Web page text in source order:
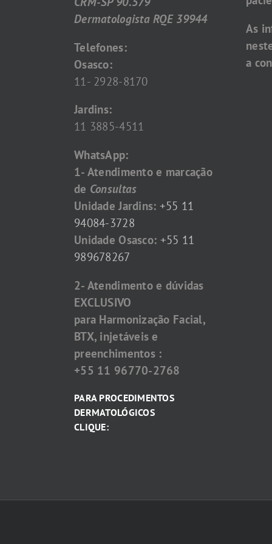
Dermatologista RQE 39944
Telefones:
Osasco:
11- 2928-8170
Jardins:
11 3885-4511
WhatsApp:
1- Atendimento e marcação
de Consultas
Unidade Jardins: +55 11
94084-3728
Unidade Osasco: +55 11
989678267
2- Atendimento e dúvidas
EXCLUSIVO
para Harmonização Facial,
BTX, injetáveis e
preenchimentos :
+55 11 96770-2768
PARA PROCEDIMENTOS
DERMATOLÓGICOS
CLIQUE:
As
a